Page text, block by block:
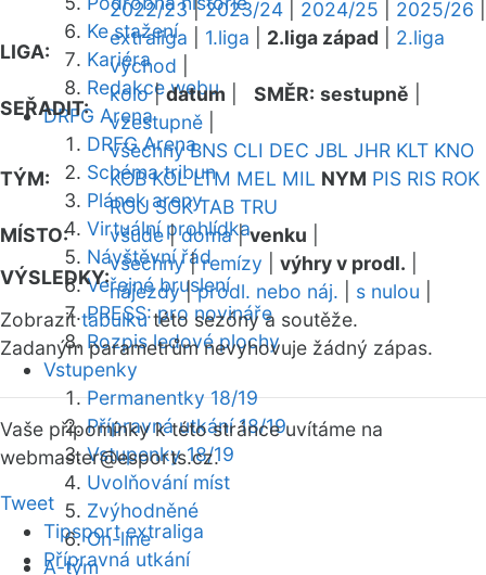
Ke stažení
Kariéra
Redakce webu
DRFG Arena
DRFG Arena
Schéma tribun
Plánek areny
Virtuální prohlídka
Návštěvní řád
Veřejné bruslení
PRESS: pro novináře
Rozpis ledové plochy
Vstupenky
Permanentky 18/19
Přípravná utkání 18/19
Vstupenky 18/19
Uvolňování míst
Zvýhodněné
On-line
A-tým
2022/23|2023/24 2024/25 2025/26
LIGA:
extraliga 1.liga 2.liga západ
2.liga
východ
SEŘADIT:
kolo|datum SMĚR: sestupně
vzestupně
TÝM:
všechny BNS CLI DEC JBL JHR KLT KNO
KOB KOL LTM MEL MIL NYM PIS RIS ROK
ROU SOK TAB TRU
MÍSTO:
všude|doma|venku
VÝSLEDKY:
všechny|remízy výhry v prodl.
nájezdy|prodl. nebo náj. s nulou
Zobrazittabulkutéto sezóny a soutěže.
Zadaným parametrům nevyhovuje žádný zápas.
Vaše připomínky k této stránce uvítáme na
webmaster@esports.cz.
Tweet
Tipsport extraliga
Přípravná utkání